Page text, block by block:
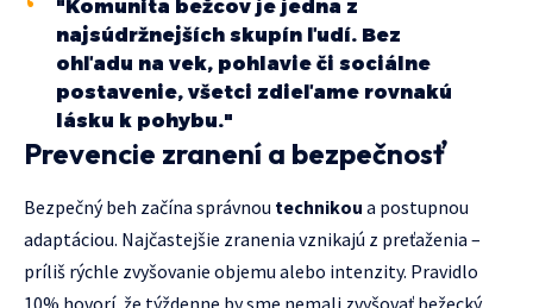
"Komunita bežcov je jedna z
najsúdržnejších skupín ľudí. Bez
ohľadu na vek, pohlavie či sociálne
postavenie, všetci zdieľame rovnakú
lásku k pohybu."
Prevencie zranení a bezpečnosť
Bezpečný beh začína správnou technikou a postupnou
adaptáciou. Najčastejšie zranenia vznikajú z preťaženia –
príliš rýchle zvyšovanie objemu alebo intenzity. Pravidlo
10% hovorí, že týždenne by sme nemali zvyšovať bežecký